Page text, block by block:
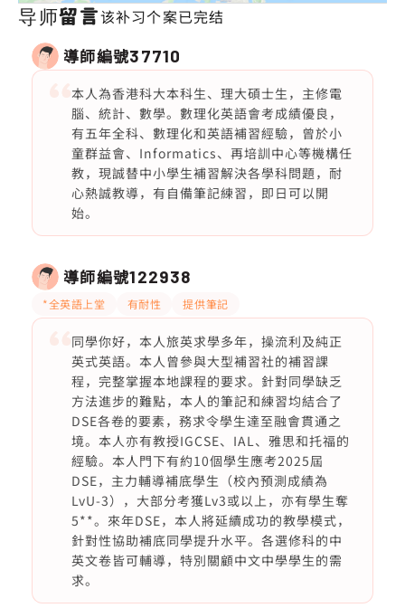
导师留言该补习个案已完结
導師編號37710
本人為香港科大本科生、理大碩士生，主修電
腦、統計、數學。數理化英語會考成績優良，
有五年全科、數理化和英語補習經驗，曾於小
童群益會、Informatics、再培訓中心等機構任
教，現誠替中小學生補習解決各學科問題，耐
心熱誠教導，有自備筆記練習，即日可以開
始。
導師編號122938
*全英語上堂 有耐性 提供筆記
同學你好，本人旅英求學多年，操流利及純正
英式英語。本人曾參與大型補習社的補習課
程，完整掌握本地課程的要求。針對同學缺乏
方法進步的難點，本人的筆記和練習均結合了
DSE各卷的要素，務求令學生達至融會貫通之
境。本人亦有教授IGCSE、IAL、雅思和托福的
經驗。本人門下有約10個學生應考2025屆
DSE，主力輔導補底學生（校內預測成績為
LvU-3），大部分考獲Lv3或以上，亦有學生奪
5**。來年DSE，本人將延續成功的教學模式，
針對性協助補底同學提升水平。各選修科的中
英文卷皆可輔導，特別關顧中文中學學生的需
求。